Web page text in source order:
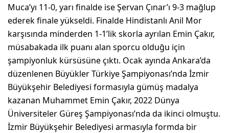
Muca’yı 11-0, yarı finalde ise Şervan Çınar’ı 9-3 mağlup
ederek finale yükseldi. Finalde Hindistanlı Anil Mor
karşısında minderden 1-1’lik skorla ayrılan Emin Çakır,
müsabakada ilk puanı alan sporcu olduğu için
şampiyonluk kürsüsüne çıktı. Ocak ayında Ankara’da
düzenlenen Büyükler Türkiye Şampiyonası’nda İzmir
Büyükşehir Belediyesi formasıyla gümüş madalya
kazanan Muhammet Emin Çakır, 2022 Dünya
Üniversiteler Güreş Şampiyonası’nda da ikinci olmuştu.
İzmir Büyükşehir Belediyesi armasıyla formda bir